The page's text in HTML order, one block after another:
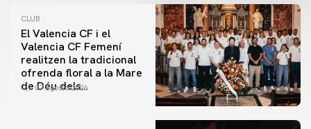
CLUB
El Valencia CF i el
Valencia CF Femení
realitzen la tradicional
ofrenda floral a la Mare
de Déu dels
07 agosto 2026